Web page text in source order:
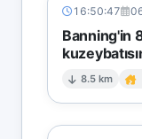
16:50:47
Banning'in
8.5 km